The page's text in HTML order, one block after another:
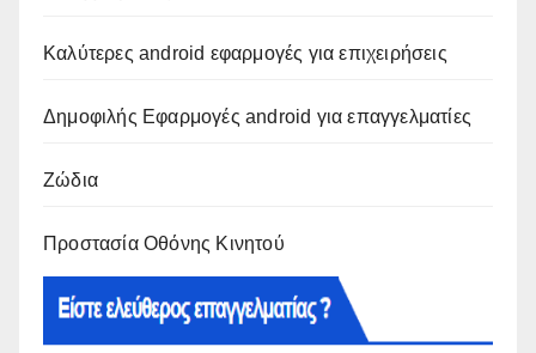
Καλύτερες android εφαρμογές για επιχειρήσεις
Δημοφιλής Εφαρμογές android για επαγγελματίες
Ζώδια
Προστασία Οθόνης Κινητού